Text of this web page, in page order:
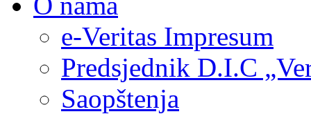
e-Veritas Impresum
Predsjednik D.I.C
Saopštenja